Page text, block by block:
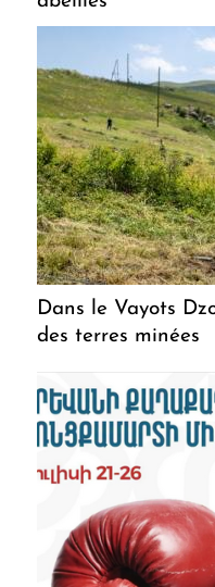
Dans le Vayots
des terres minées